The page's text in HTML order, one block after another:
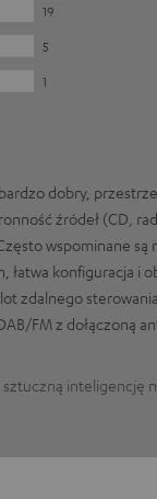
19
5
1
dobry,
źródeł (CD,
wspominane są
łatwa konfiguracja i
zdalnego
FM z dołączoną
inteligencję